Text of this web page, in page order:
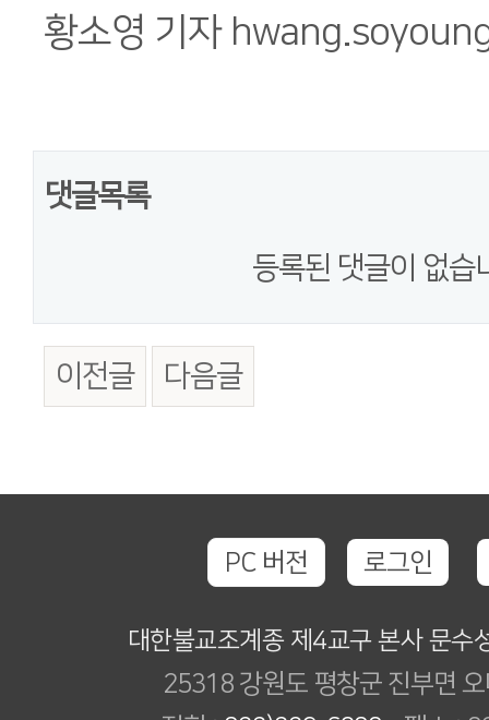
황소영 기자
댓글목록
등록된 댓글이 없습
이전글 다음글
PC 버전 로그인
대한불교조계종 제4교구 본사 문수
25318 강원도 평창군 진부면